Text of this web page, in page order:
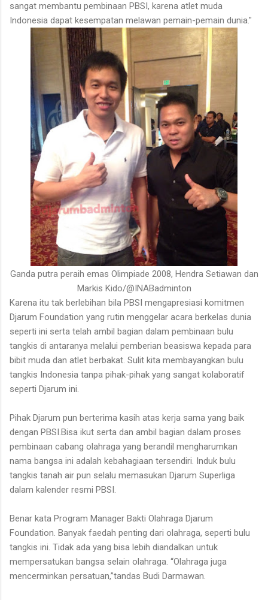
sangat membantu pembinaan PBSI, karena atlet muda
Indonesia dapat kesempatan melawan pemain-pemain dunia."
Ganda putra peraih emas Olimpiade 2008, Hendra Setiawan dan
Markis Kido/@INABadminton
Karena itu tak berlebihan bila PBSI mengapresiasi komitmen
Djarum Foundation yang rutin menggelar acara berkelas dunia
seperti ini serta telah ambil bagian dalam pembinaan bulu
tangkis di antaranya melalui pemberian beasiswa kepada para
bibit muda dan atlet berbakat. Sulit kita membayangkan bulu
tangkis Indonesia tanpa pihak-pihak yang sangat kolaboratif
seperti Djarum ini.
Pihak Djarum pun berterima kasih atas kerja sama yang baik
dengan PBSI.Bisa ikut serta dan ambil bagian dalam proses
pembinaan cabang olahraga yang berandil mengharumkan
nama bangsa ini adalah kebahagiaan tersendiri. Induk bulu
tangkis tanah air pun selalu memasukan Djarum Superliga
dalam kalender resmi PBSI.
Benar kata Program Manager Bakti Olahraga Djarum
Foundation. Banyak faedah penting dari olahraga, seperti bulu
tangkis ini. Tidak ada yang bisa lebih diandalkan untuk
mempersatukan bangsa selain olahraga. “Olahraga juga
mencerminkan persatuan,”tandas Budi Darmawan.